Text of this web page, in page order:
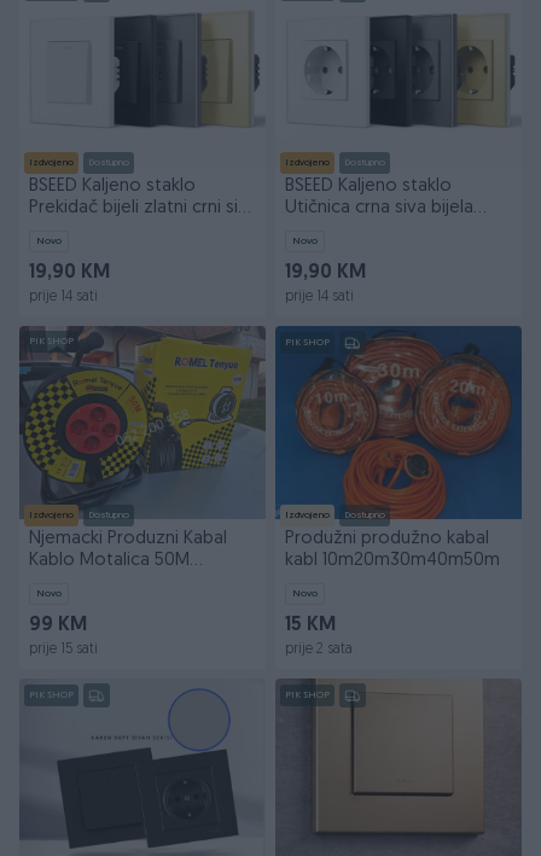
Izdvojeno Dostupno
BSEED Kaljeno staklo
Prekidač bijeli zlatni crni sivi
Novo
19,90 KM
prije 14 sati
Izdvojeno Dostupno
BSEED Kaljeno staklo
Utičnica crna siva bijela
Novo
19,90 KM
prije 14 sati
PIK SHOP
Izdvojeno Dostupno
Njemacki Produzni Kabal
Kablo Motalica 50M
Novo
99 KM
prije 15 sati
PIK SHOP
Izdvojeno Dostupno
Produžni produžno kabal
kabl 10m20m30m40m50m
Novo
15 KM
prije 2 sata
PIK SHOP PIK SHOP